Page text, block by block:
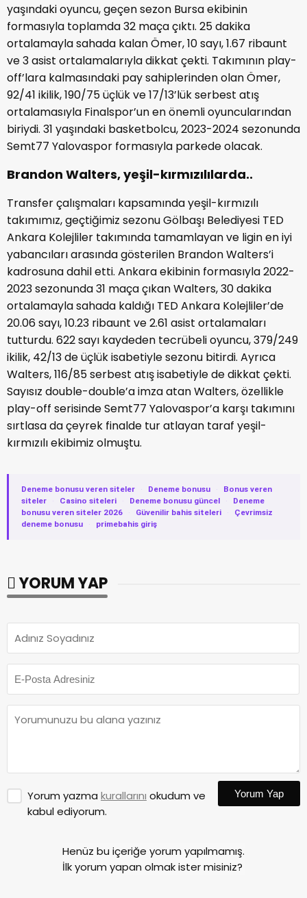
yaşındaki oyuncu, geçen sezon Bursa ekibinin
formasıyla toplamda 32 maça çıktı. 25 dakika
ortalamayla sahada kalan Ömer, 10 sayı, 1.67 ribaunt
ve 3 asist ortalamalarıyla dikkat çekti. Takımının play-
off’lara kalmasındaki pay sahiplerinden olan Ömer,
92/41 ikilik, 190/75 üçlük ve 17/13’lük serbest atış
ortalamasıyla Finalspor’un en önemli oyuncularından
biriydi. 31 yaşındaki basketbolcu, 2023-2024 sezonunda
Semt77 Yalovaspor formasıyla parkede olacak.
Brandon Walters, yeşil-kırmızılılarda..
Transfer çalışmaları kapsamında yeşil-kırmızılı
takımımız, geçtiğimiz sezonu Gölbaşı Belediyesi TED
Ankara Kolejliler takımında tamamlayan ve ligin en iyi
yabancıları arasında gösterilen Brandon Walters’i
kadrosuna dahil etti. Ankara ekibinin formasıyla 2022-
2023 sezonunda 31 maça çıkan Walters, 30 dakika
ortalamayla sahada kaldığı TED Ankara Kolejliler’de
20.06 sayı, 10.23 ribaunt ve 2.61 asist ortalamaları
tutturdu. 622 sayı kaydeden tecrübeli oyuncu, 379/249
ikilik, 42/13 de üçlük isabetiyle sezonu bitirdi. Ayrıca
Walters, 116/85 serbest atış isabetiyle de dikkat çekti.
Sayısız double-double’a imza atan Walters, özellikle
play-off serisinde Semt77 Yalovaspor’a karşı takımını
sırtlasa da çeyrek finalde tur atlayan taraf yeşil-
kırmızılı ekibimiz olmuştu.
Deneme bonusu veren siteler · Deneme bonusu ·
Bonus veren
siteler
· Casino siteleri · Deneme bonusu güncel ·
Deneme
bonusu veren siteler 2026
· Güvenilir bahis siteleri ·
Çevrimsiz
deneme bonusu
· primebahis giriş
YORUM YAP
Yorum yazma kurallarını okudum ve
kabul ediyorum.
Yorum Yap
Henüz bu içeriğe yorum yapılmamış.
İlk yorum yapan olmak ister misiniz?